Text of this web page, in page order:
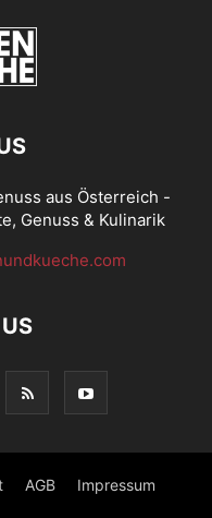
aus Österreich -
Genuss & Kulinarik
AGB Impressum